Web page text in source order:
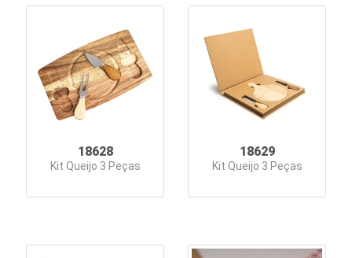
Mochilas
Nécessaires
Organizadores
Pen
Drives
18628
Kit Queijo 3 Peças
18629
Kit Queijo 3 Peças